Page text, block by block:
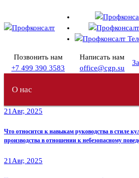
содержимому
Позвонить нам
+7 499 390 3583
Написать нам
office@cgp.su
О нас
21 Авг, 2025
Что относится к навыкам руководства в стиле
производства в отношении к небезопасному
21 Авг, 2025